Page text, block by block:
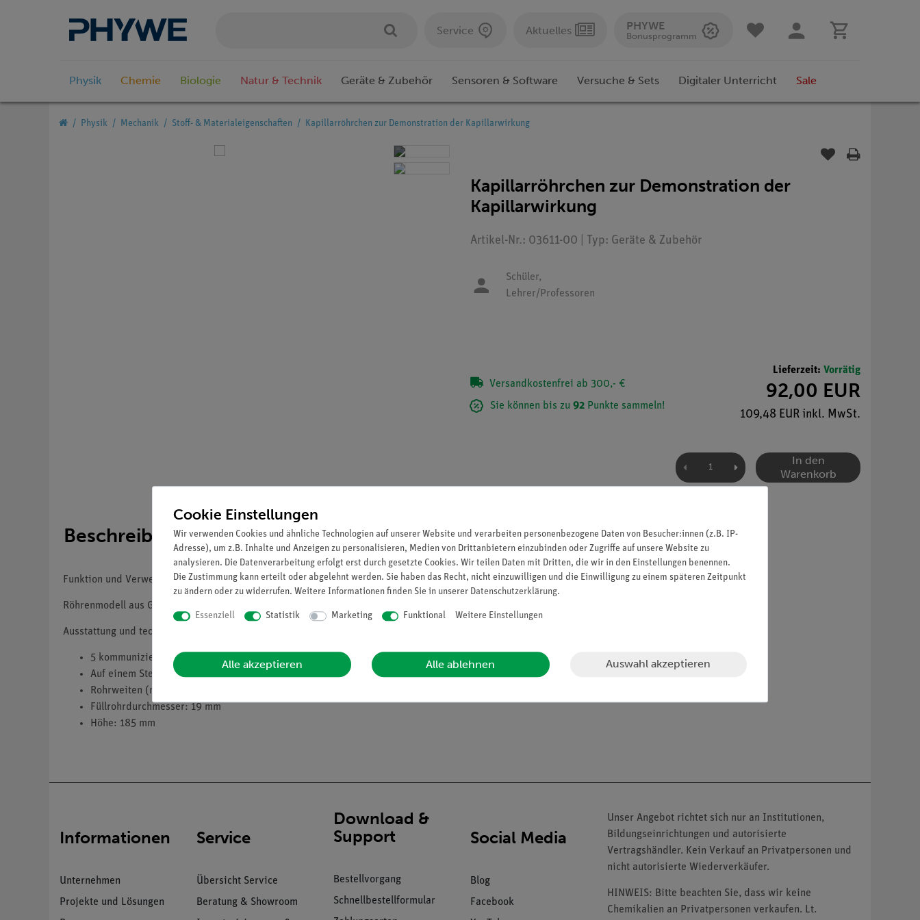
Service Aktuelles PHYWE
Bonusprogramm
Physik Chemie Biologie Natur & Technik Geräte & Zubehör Sensoren & Software Versuche & Sets Digitaler Unterricht Sale
Physik Mechanik Stoff- & Materialeigenschaften Kapillarröhrchen zur Demonstration der Kapillarwirkung
Kapillarröhrchen zur Demonstration der
Kapillarwirkung
Artikel-Nr.: 03611-00 | Typ: Geräte & Zubehör
Schüler,
Lehrer/Professoren
Versandkostenfrei ab 300,- €
Sie können bis zu 92 Punkte sammeln!
Lieferzeit: Vorrätig
92,00 EUR
109,48 EUR inkl. MwSt.
In den
Warenkorb
Beschreibung
Funktion und Verwendung
Röhrenmodell aus Glas zur Demonstration der Kapillarwirkung.
Ausstattung und technische Daten
5 kommunizierende Glasröhrchen inklusive Füllrohr
Auf einem Stellfuß
Rohrweiten (mm): 0,4; 0,8; 1,2 und 2,2
Füllrohrdurchmesser: 19 mm
Höhe: 185 mm
Informationen
Unternehmen
Projekte und Lösungen
Service
Übersicht Service
Beratung & Showroom
Download &
Support
Bestellvorgang
Schnellbestellformular
Social Media
Blog
Facebook
Unser Angebot richtet sich nur an Institutionen,
Bildungseinrichtungen und autorisierte
Vertragshändler. Kein Verkauf an Privatpersonen und
nicht autorisierte Wiederverkäufer.
HINWEIS: Bitte beachten Sie, dass wir keine
Chemikalien an Privatpersonen verkaufen. Lt.
Cookie Einstellungen
Wir verwenden Cookies und ähnliche Technologien auf unserer Website und verarbeiten personenbezogene Daten von Besucher:innen (z.B. IP-
Adresse), um z.B. Inhalte und Anzeigen zu personalisieren, Medien von Drittanbietern einzubinden oder Zugriffe auf unsere Website zu
analysieren. Die Datenverarbeitung erfolgt erst durch gesetzte Cookies. Wir teilen Daten mit Dritten, die wir in den Einstellungen benennen.
Die Zustimmung kann erteilt oder abgelehnt werden. Sie haben das Recht, nicht einzuwilligen und die Einwilligung zu einem späteren Zeitpunkt
zu ändern oder zu widerrufen. Weitere Informationen finden Sie in unserer Daten­schutz­erklärung.
Essenziell Statistik Marketing Funktional Weitere Einstellungen
Alle akzeptieren Alle ablehnen Auswahl akzeptieren